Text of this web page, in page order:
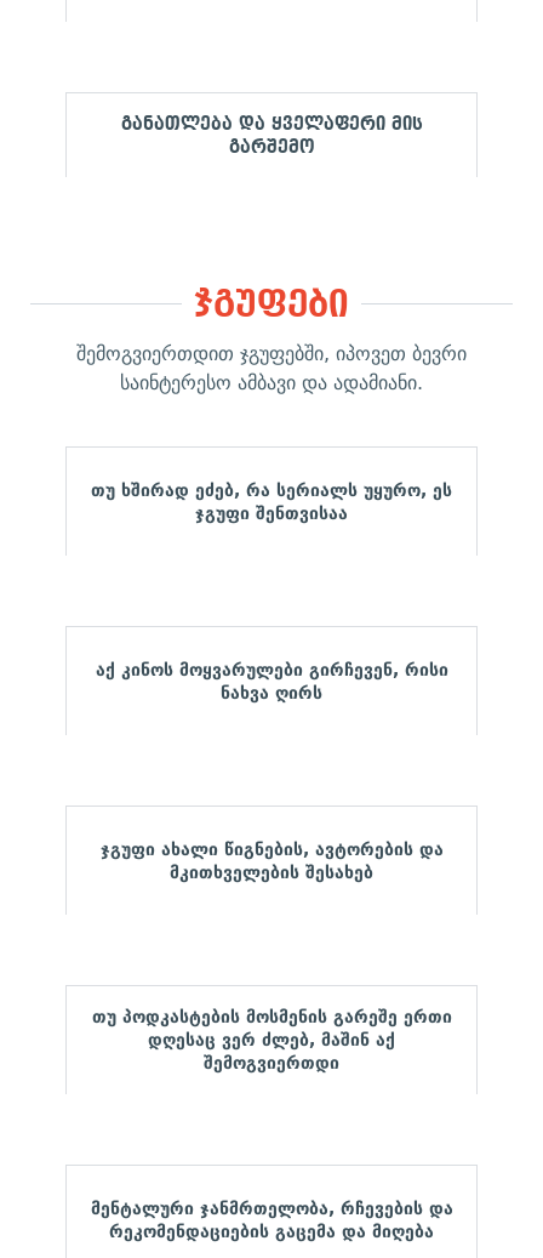
განათლება და ყველაფერი მის
გარშემო
ჯგუფები
შემოგვიერთდით ჯგუფებში, იპოვეთ ბევრი
საინტერესო ამბავი და ადამიანი.
თუ ხშირად ეძებ, რა სერიალს უყურო, ეს
ჯგუფი შენთვისაა
აქ კინოს მოყვარულები გირჩევენ, რისი
ნახვა ღირს
ჯგუფი ახალი წიგნების, ავტორების და
მკითხველების შესახებ
თუ პოდკასტების მოსმენის გარეშე ერთი
დღესაც ვერ ძლებ, მაშინ აქ
შემოგვიერთდი
მენტალური ჯანმრთელობა, რჩევების და
რეკომენდაციების გაცემა და მიღება